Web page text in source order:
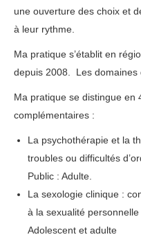
une ouverture des choix et
à leur rythme.
Ma pratique s’établit en
depuis 2008. Les domaines
Ma pratique se distingue en
complémentaires :
La psychothérapie et la
troubles ou difficultés
Public : Adulte.
La sexologie clinique :
à la sexualité
Adolescent et adulte